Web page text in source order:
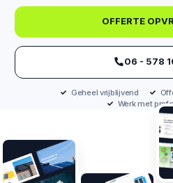
OFFERTE
‪06 - 578
Geheel vrijblijvend
Werk met